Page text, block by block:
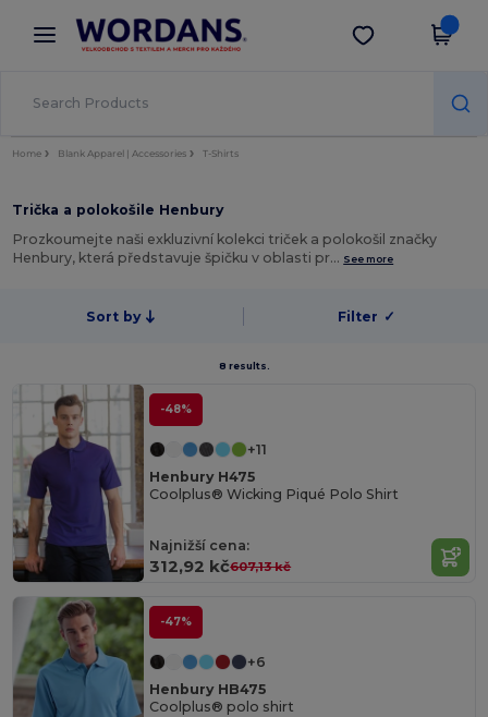
× Aplikace Wordans
Lepší ceny v aplikaci!
Stáhnout app
Home Blank Apparel | Accessories T-Shirts
Trička a polokošile Henbury
Prozkoumejte naši exkluzivní kolekci triček a polokošil značky
Henbury, která představuje špičku v oblasti pr… See more
Sort by Filter ✓
8 results.
-48%
+11
Henbury H475
Coolplus® Wicking Piqué Polo Shirt
Najnižší cena:
312,92 kč607,13 kč
-47%
+6
Henbury HB475
Coolplus® polo shirt